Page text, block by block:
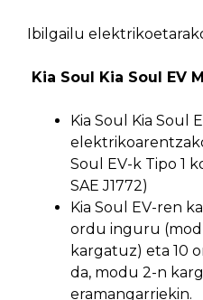
Ibilgailu
Kia Soul Kia Soul EV
Kia Soul Kia Soul
Soul EV-k Tipo 1
SAE J1772)
Kia Soul EV-ren
ordu inguru
kargatuz) eta 10
da, modu 2-n
eramangarriekin.